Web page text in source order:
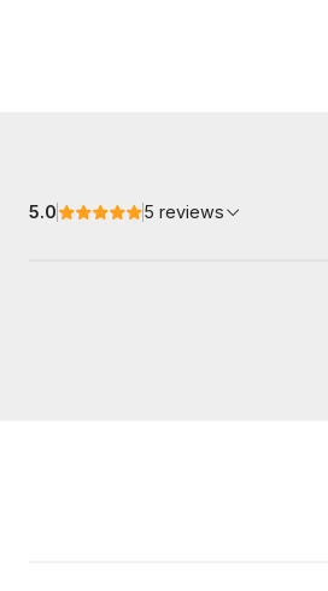
5.0 5 reviews